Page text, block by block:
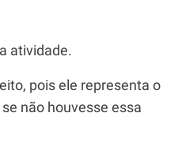
atividade.
pois ele representa o
não houvesse essa